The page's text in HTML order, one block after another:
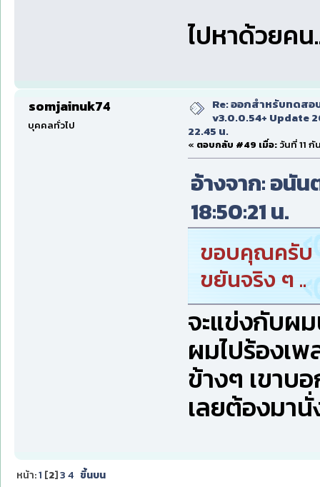
ไปหาด้วยค
somjainuk74
บุคคลทั่วไป
Re: ออกสำหรับทดสอ
v3.0.0.54+ Update
22.45 น.
« ตอบกลับ #49 เมื่อ: วันที่ 11
อ้างจาก: อนั
18:50:21 น.
ขอบคุณครับ
ขยันจริง ๆ ..
จะแข่งกับผ
ผมไปร้องเ
ข้างๆ เขาบ
เลยต้องมานั่
หน้า:1 [2]3 4 ขึ้นบน